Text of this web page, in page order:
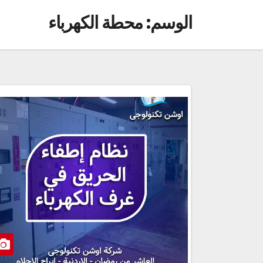
الوسم:محطة الكهرباء